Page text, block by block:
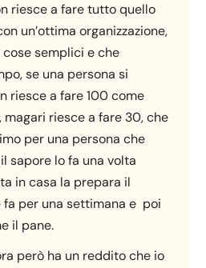
riesce a fare tutto quello
un’ottima organizzazione,
semplici e che
se una persona si
riesce a fare 100 come
magari riesce a fare 30, che
per una persona che
sapore lo fa una volta
in casa la prepara il
per una settimana e poi
il pane.
però ha un reddito che io